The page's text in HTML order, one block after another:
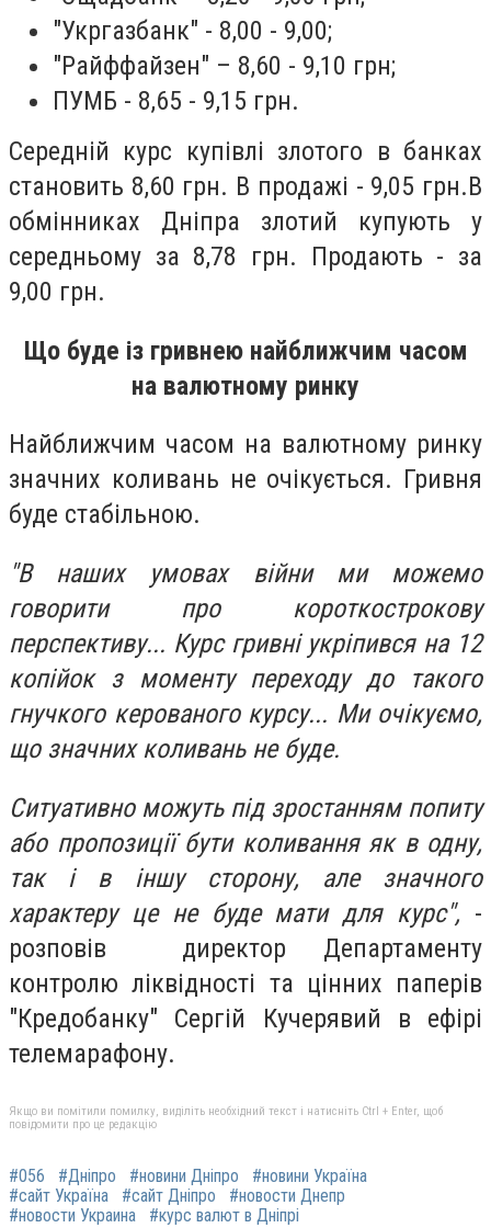
"Укргазбанк" - 8,00 - 9,00;
"Райффайзен" – 8,60 - 9,10 грн;
ПУМБ - 8,65 - 9,15 грн.
Середній курс купівлі злотого в банках
становить 8,60 грн. В продажі - 9,05 грн.В
обмінниках Дніпра злотий купують у
середньому за 8,78 грн. Продають - за
9,00 грн.
Що буде із гривнею найближчим часом
на валютному ринку
Найближчим часом на валютному ринку
значних коливань не очікується. Гривня
буде стабільною.
"В наших умовах війни ми можемо
говорити про короткострокову
перспективу... Курс гривні укріпився на 12
копійок з моменту переходу до такого
гнучкого керованого курсу... Ми очікуємо,
що значних коливань не буде.
Ситуативно можуть під зростанням попиту
або пропозиції бути коливання як в одну,
так і в іншу сторону, але значного
характеру це не буде мати для курс", -
розповів директор Департаменту
контролю ліквідності та цінних паперів
"Кредобанку" Сергій Кучерявий в ефірі
телемарафону.
Якщо ви помітили помилку, виділіть необхідний текст і натисніть Ctrl + Enter, щоб
повідомити про це редакцію
#056 #Дніпро #новини Дніпро
#новини Україна
#сайт Україна
#сайт Дніпро
#новости Днепр
#новости Украина
#курс валют в Дніпрі